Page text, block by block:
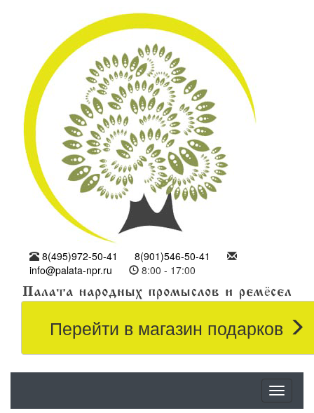
8(495)972-50-41
8(901)546-50-41
info@palata-npr.ru
8:00 - 17:00
Перейти в магазин подарков
Меню